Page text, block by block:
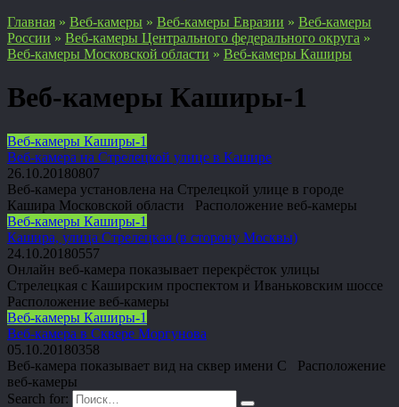
Главная » Веб-камеры » Веб-камеры Евразии » Веб-камеры
России » Веб-камеры Центрального федерального округа »
Веб-камеры Московской области » Веб-камеры Каширы
Веб-камеры Каширы-1
Веб-камеры Каширы-1
Веб-камера на Стрелецкой улице в Кашире
26.10.20180807
Веб-камера установлена на Стрелецкой улице в городе
Кашира Московской области Расположение веб-камеры
Веб-камеры Каширы-1
Кашира, улица Стрелецкая (в сторону Москвы)
24.10.20180557
Онлайн веб-камера показывает перекрёсток улицы
Стрелецкая с Каширским проспектом и Иваньковским шоссе
Расположение веб-камеры
Веб-камеры Каширы-1
Веб-камера в Сквере Моргунова
05.10.20180358
Веб-камера показывает вид на сквер имени С Расположение
веб-камеры
Search for: